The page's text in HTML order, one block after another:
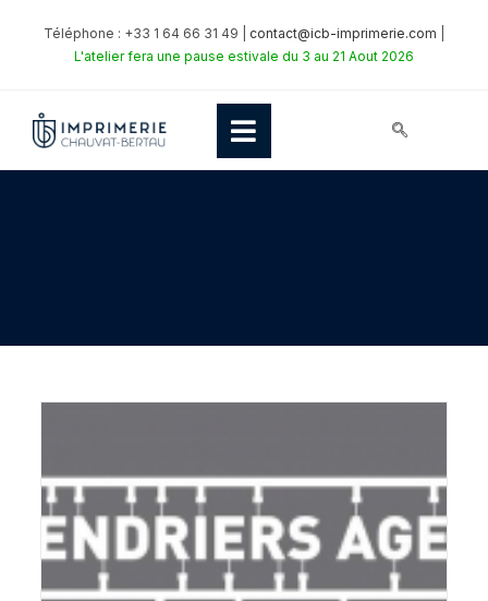
Téléphone : +33 1 64 66 31 49 | contact@icb-imprimerie.com
L'atelier fera une pause estivale du 3 au 21 Aout 2026